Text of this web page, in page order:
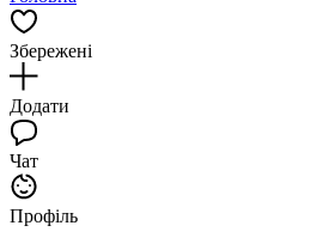
Збережені
Додати
Чат
Профіль